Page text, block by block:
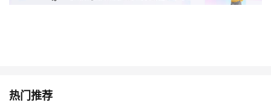
热门推荐